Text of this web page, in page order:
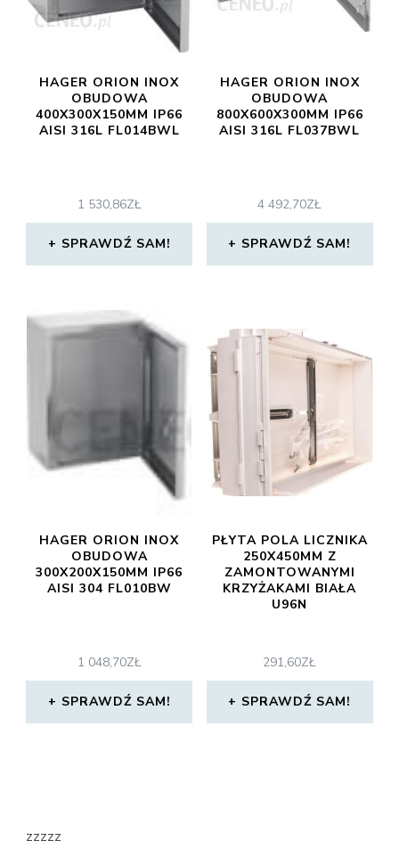
HAGER ORION INOX
OBUDOWA
400X300X150MM IP66
AISI 316L FL014BWL
1 530,86ZŁ
SPRAWDŹ SAM!
HAGER ORION INOX
OBUDOWA
800X600X300MM IP66
AISI 316L FL037BWL
4 492,70ZŁ
SPRAWDŹ SAM!
HAGER ORION INOX
OBUDOWA
300X200X150MM IP66
AISI 304 FL010BW
1 048,70ZŁ
SPRAWDŹ SAM!
PŁYTA POLA LICZNIKA
250X450MM Z
ZAMONTOWANYMI
KRZYŻAKAMI BIAŁA
U96N
291,60ZŁ
SPRAWDŹ SAM!
zzzzz